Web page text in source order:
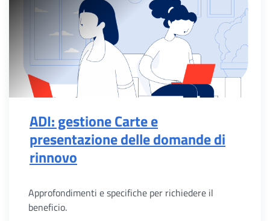
ADI: gestione Carte e
presentazione delle domande di
rinnovo
Approfondimenti e specifiche per richiedere il
beneficio.